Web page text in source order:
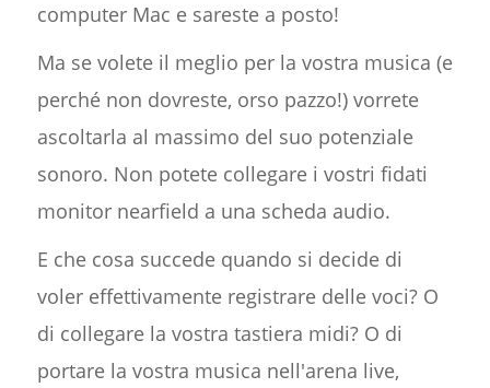
computer Mac e sareste a posto!
Ma se volete il meglio per la vostra musica (e
perché non dovreste, orso pazzo!) vorrete
ascoltarla al massimo del suo potenziale
sonoro. Non potete collegare i vostri fidati
monitor nearfield a una scheda audio.
E che cosa succede quando si decide di
voler effettivamente registrare delle voci? O
di collegare la vostra tastiera midi? O di
portare la vostra musica nell'arena live,